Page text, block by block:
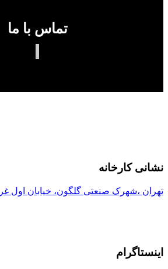
تماس با ما
نشانی کارخانه
تهران ،شهرک صنعتی گلگون، خیابان اول
اینستاگرام